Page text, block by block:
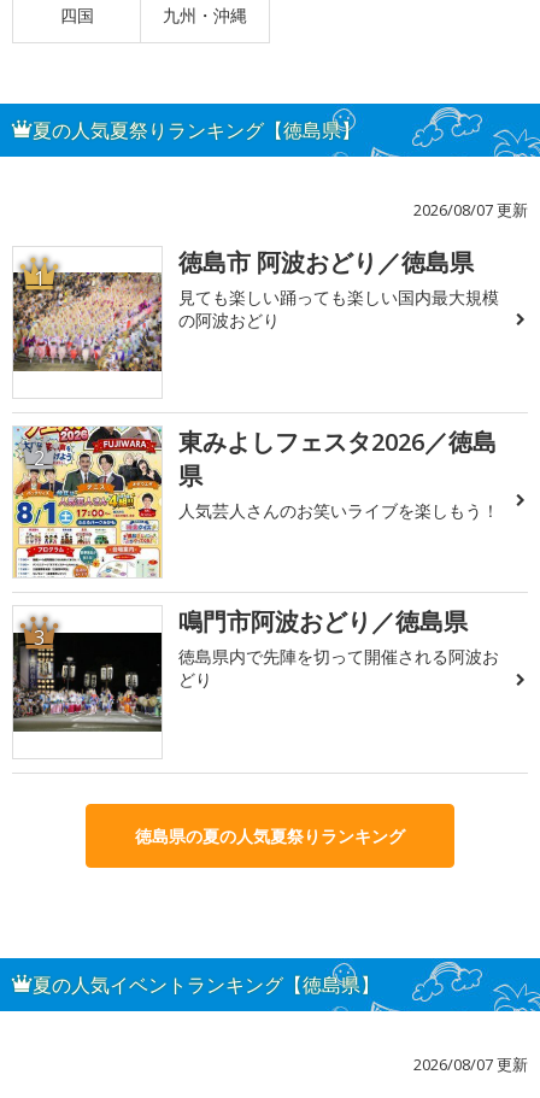
四国 九州・沖縄
夏の人気夏祭りランキング【徳島県】
2026/08/07 更新
1 徳島市 阿波おどり／徳島県
見ても楽しい踊っても楽しい国内最大規模
の阿波おどり
2
東みよしフェスタ2026／徳島
県
人気芸人さんのお笑いライブを楽しもう！
3 鳴門市阿波おどり／徳島県
徳島県内で先陣を切って開催される阿波お
どり
徳島県の夏の人気夏祭りランキング
夏の人気イベントランキング【徳島県】
2026/08/07 更新